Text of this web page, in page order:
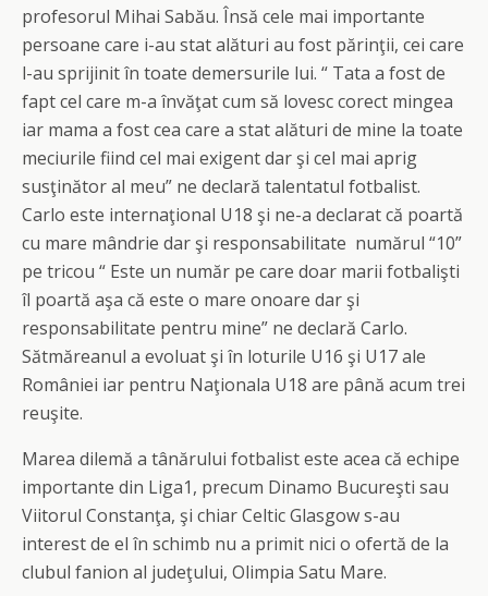
profesorul Mihai Sabău. Însă cele mai importante
persoane care i-au stat alături au fost părinţii, cei care
l-au sprijinit în toate demersurile lui. “ Tata a fost de
fapt cel care m-a învăţat cum să lovesc corect mingea
iar mama a fost cea care a stat alături de mine la toate
meciurile fiind cel mai exigent dar şi cel mai aprig
susţinător al meu” ne declară talentatul fotbalist.
Carlo este internaţional U18 şi ne-a declarat că poartă
cu mare mândrie dar şi responsabilitate numărul “10”
pe tricou “ Este un număr pe care doar marii fotbalişti
îl poartă aşa că este o mare onoare dar şi
responsabilitate pentru mine” ne declară Carlo.
Sătmăreanul a evoluat şi în loturile U16 şi U17 ale
României iar pentru Naţionala U18 are până acum trei
reuşite.
Marea dilemă a tânărului fotbalist este acea că echipe
importante din Liga1, precum Dinamo Bucureşti sau
Viitorul Constanţa, şi chiar Celtic Glasgow s-au
interest de el în schimb nu a primit nici o ofertă de la
clubul fanion al judeţului, Olimpia Satu Mare.